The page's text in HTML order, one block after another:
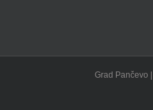
Grad Pančevo |